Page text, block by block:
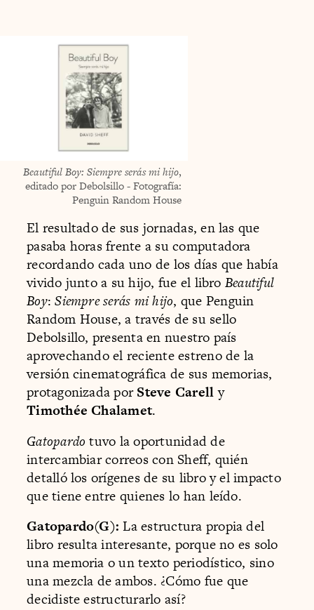
Beautiful Boy: Siempre serás mi hijo,
editado por Debolsillo - Fotografía:
Penguin Random House
El resultado de sus jornadas, en las que
pasaba horas frente a su computadora
recordando cada uno de los días que había
vivido junto a su hijo, fue el libro Beautiful
Boy:Siempre serás mi hijo, que Penguin
Random House, a través de su sello
Debolsillo, presenta en nuestro país
aprovechando el reciente estreno de la
versión cinematográfica de sus memorias,
protagonizada porSteve Carelly
Timothée Chalamet.
Gatopardo tuvo la oportunidad de
intercambiar correos con Sheff, quién
detalló los orígenes de su libro y el impacto
que tiene entre quienes lo han leído.
Gatopardo(G): La estructura propia del
libro resulta interesante, porque no es solo
una memoria o un texto periodístico, sino
una mezcla de ambos. ¿Cómo fue que
decidiste estructurarlo así?